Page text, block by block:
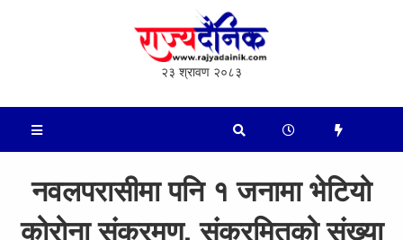
२३ श्रावण २०८३
नवलपरासीमा पनि १ जनामा भेटियो
कोरोना संक्रमण, संक्रमितको संख्या